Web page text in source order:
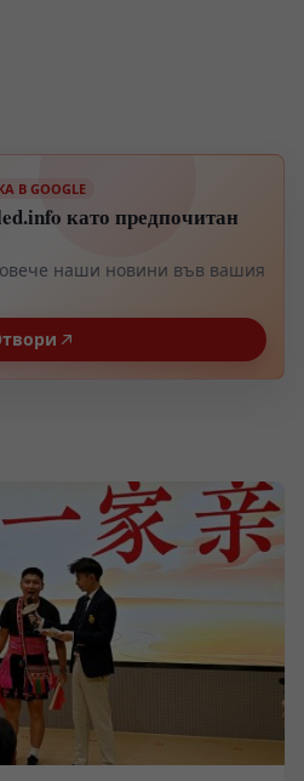
В GOOGLE
като предпочитан
наши новини във вашия